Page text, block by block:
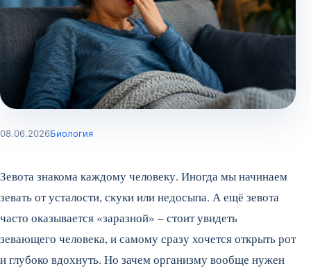
08.06.2026Биология
Зевота знакома каждому человеку. Иногда мы начинаем
зевать от усталости, скуки или недосыпа. А ещё зевота
часто оказывается «заразной» – стоит увидеть
зевающего человека, и самому сразу хочется открыть рот
и глубоко вдохнуть. Но зачем организму вообще нужен